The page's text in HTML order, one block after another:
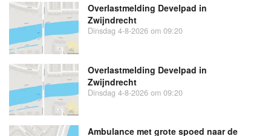
Overlastmelding Develpad in
Zwijndrecht
Dinsdag 4-8-2026 om 09:20
Overlastmelding Develpad in
Zwijndrecht
Dinsdag 4-8-2026 om 09:20
Ambulance met grote spoed naar de